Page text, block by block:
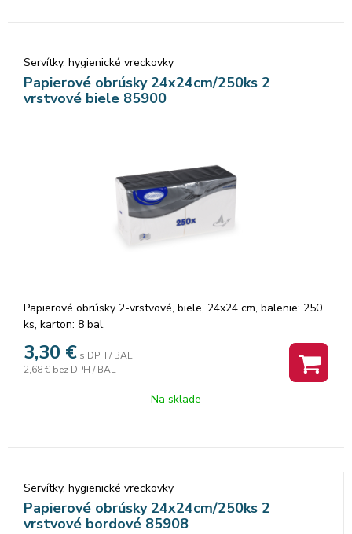
Servítky, hygienické vreckovky
Papierové obrúsky 24x24cm/250ks 2
vrstvové biele 85900
Papierové obrúsky 2-vrstvové, biele, 24x24 cm, balenie: 250
ks, karton: 8 bal.
3,30 € s DPH / BAL
2,68 € bez DPH / BAL
Na sklade
Servítky, hygienické vreckovky
Papierové obrúsky 24x24cm/250ks 2
vrstvové bordové 85908